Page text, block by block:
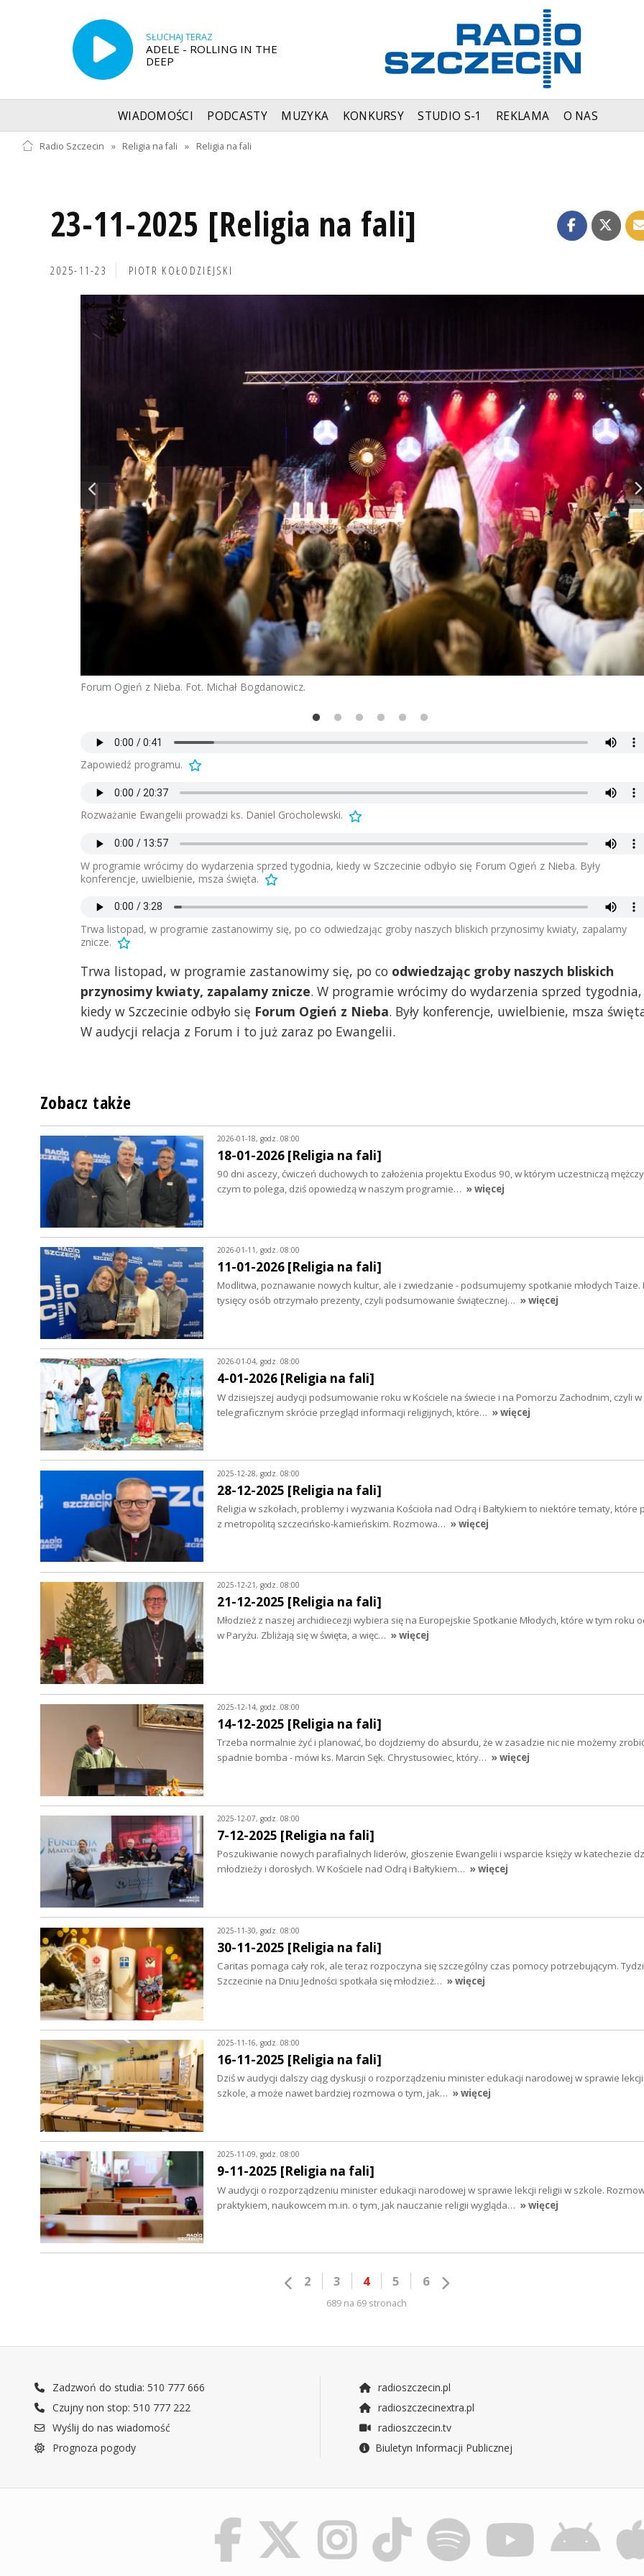
SŁUCHAJ TERAZ
ADELE - ROLLING IN THE
DEEP
WIADOMOŚCI PODCASTY MUZYKA KONKURSY STUDIO S-1 REKLAMA O NAS
Radio Szczecin » Religia na fali » Religia na fali
23-11-2025 [Religia na fali]
2025-11-23 PIOTR KOŁODZIEJSKI
Forum Ogień z Nieba. Fot. Michał Bogdanowicz.
Zapowiedź programu.
Rozważanie Ewangelii prowadzi ks. Daniel Grocholewski.
W programie wrócimy do wydarzenia sprzed tygodnia, kiedy w Szczecinie odbyło się Forum Ogień z Nieba. Były
konferencje, uwielbienie, msza święta.
Trwa listopad, w programie zastanowimy się, po co odwiedzając groby naszych bliskich przynosimy kwiaty, zapalamy
znicze.
Trwa listopad, w programie zastanowimy się, po co odwiedzając groby naszych bliskich
przynosimy kwiaty, zapalamy znicze. W programie wrócimy do wydarzenia sprzed tygodnia,
kiedy w Szczecinie odbyło się Forum Ogień z Nieba. Były konferencje, uwielbienie, msza
W audycji relacja z Forum i to już zaraz po Ewangelii.
Zobacz także
2026-01-18, godz. 08:00
18-01-2026 [Religia na fali]
90 dni ascezy, ćwiczeń duchowych to założenia projektu Exodus 90, w którym uczestniczą
czym to polega, dziś opowiedzą w naszym programie… » więcej
2026-01-11, godz. 08:00
11-01-2026 [Religia na fali]
Modlitwa, poznawanie nowych kultur, ale i zwiedzanie - podsumujemy spotkanie młodych Taize.
tysięcy osób otrzymało prezenty, czyli podsumowanie świątecznej… » więcej
2026-01-04, godz. 08:00
4-01-2026 [Religia na fali]
W dzisiejszej audycji podsumowanie roku w Kościele na świecie i na Pomorzu Zachodnim, czyli w
telegraficznym skrócie przegląd informacji religijnych, które… » więcej
2025-12-28, godz. 08:00
28-12-2025 [Religia na fali]
Religia w szkołach, problemy i wyzwania Kościoła nad Odrą i Bałtykiem to niektóre tematy, które
z metropolitą szczecińsko-kamieńskim. Rozmowa… » więcej
2025-12-21, godz. 08:00
21-12-2025 [Religia na fali]
Młodzież z naszej archidiecezji wybiera się na Europejskie Spotkanie Młodych, które w tym roku
w Paryżu. Zbliżają się w święta, a więc… » więcej
2025-12-14, godz. 08:00
14-12-2025 [Religia na fali]
Trzeba normalnie żyć i planować, bo dojdziemy do absurdu, że w zasadzie nic nie możemy
spadnie bomba - mówi ks. Marcin Sęk. Chrystusowiec, który… » więcej
2025-12-07, godz. 08:00
7-12-2025 [Religia na fali]
Poszukiwanie nowych parafialnych liderów, głoszenie Ewangelii i wsparcie księży w katechezie
młodzieży i dorosłych. W Kościele nad Odrą i Bałtykiem… » więcej
2025-11-30, godz. 08:00
30-11-2025 [Religia na fali]
Caritas pomaga cały rok, ale teraz rozpoczyna się szczególny czas pomocy potrzebującym.
Szczecinie na Dniu Jedności spotkała się młodzież… » więcej
2025-11-16, godz. 08:00
16-11-2025 [Religia na fali]
Dziś w audycji dalszy ciąg dyskusji o rozporządzeniu minister edukacji narodowej w sprawie
szkole, a może nawet bardziej rozmowa o tym, jak… » więcej
2025-11-09, godz. 08:00
9-11-2025 [Religia na fali]
W audycji o rozporządzeniu minister edukacji narodowej w sprawie lekcji religii w szkole.
praktykiem, naukowcem m.in. o tym, jak nauczanie religii wygląda… » więcej
2 3 4 5 6
689 na 69 stronach
Zadzwoń do studia: 510 777 666
Czujny non stop: 510 777 222
Wyślij do nas wiadomość
Prognoza pogody
radioszczecin.pl
radioszczecinextra.pl
radioszczecin.tv
Biuletyn Informacji Publicznej